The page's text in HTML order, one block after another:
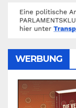
WERBUNG